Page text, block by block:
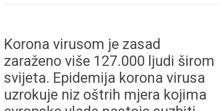
Korona virusom je zasad
zaraženo više 127.000 ljudi širom
svijeta. Epidemija korona virusa
uzrokuje niz oštrih mjera kojima